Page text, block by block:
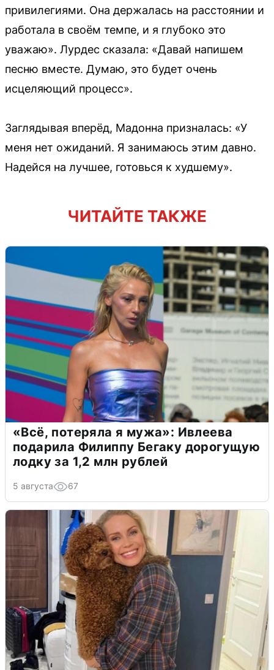
привилегиями. Она держалась на расстоянии и
работала в своём темпе, и я глубоко это
уважаю». Лурдес сказала: «Давай напишем
песню вместе. Думаю, это будет очень
исцеляющий процесс».
Заглядывая вперёд, Мадонна призналась: «У
меня нет ожиданий. Я занимаюсь этим давно.
Надейся на лучшее, готовься к худшему».
ЧИТАЙТЕ ТАКЖЕ
«Всё, потеряла я мужа»: Ивлеева
подарила Филиппу Бегаку дорогущую
лодку за 1,2 млн рублей
5 августа 67